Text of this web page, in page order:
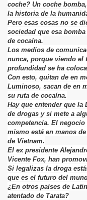
coche? Un coche
la historia de la
Pero esas cosas no se
sociedad que esa
de cocaína.
Los medios de
nunca, porque viendo el
profundidad se ha
Con esto, quitan de en
Luminoso, sacan de en
su ruta de cocaína.
Hay que entender que la
de drogas y si mete a
competencia. El
mismo está en manos
de Vietnam.
El ex presidente
Vicente Fox, han
Si legalizas la droga
que es el futuro del
¿En otros países de
atentado de Tarata?